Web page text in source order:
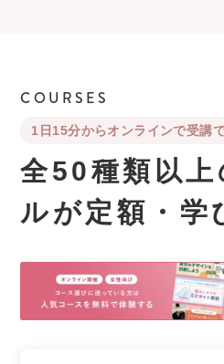
COURSES
1日15分からオンラインで受講
全50種類以上
ルが定額・学